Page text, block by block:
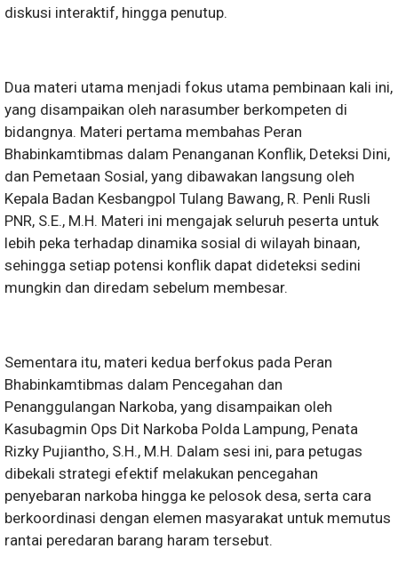
diskusi interaktif, hingga penutup.
Dua materi utama menjadi fokus utama pembinaan kali ini,
yang disampaikan oleh narasumber berkompeten di
bidangnya. Materi pertama membahas Peran
Bhabinkamtibmas dalam Penanganan Konflik, Deteksi Dini,
dan Pemetaan Sosial, yang dibawakan langsung oleh
Kepala Badan Kesbangpol Tulang Bawang, R. Penli Rusli
PNR, S.E., M.H. Materi ini mengajak seluruh peserta untuk
lebih peka terhadap dinamika sosial di wilayah binaan,
sehingga setiap potensi konflik dapat dideteksi sedini
mungkin dan diredam sebelum membesar.
Sementara itu, materi kedua berfokus pada Peran
Bhabinkamtibmas dalam Pencegahan dan
Penanggulangan Narkoba, yang disampaikan oleh
Kasubagmin Ops Dit Narkoba Polda Lampung, Penata
Rizky Pujiantho, S.H., M.H. Dalam sesi ini, para petugas
dibekali strategi efektif melakukan pencegahan
penyebaran narkoba hingga ke pelosok desa, serta cara
berkoordinasi dengan elemen masyarakat untuk memutus
rantai peredaran barang haram tersebut.